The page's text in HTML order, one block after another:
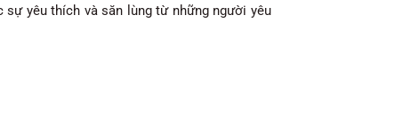
yêu thích và săn lùng từ những người yêu